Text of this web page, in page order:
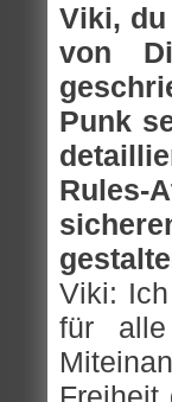
Viki, du
von
Punk
Viki:
für